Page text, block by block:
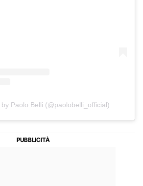
Paolo Belli (@paolobelli_official)